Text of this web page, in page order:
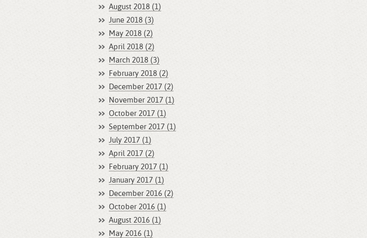
August 2018 (1)
June 2018 (3)
May 2018 (2)
April 2018 (2)
March 2018 (3)
February 2018 (2)
December 2017 (2)
November 2017 (1)
October 2017 (1)
September 2017 (1)
July 2017 (1)
April 2017 (2)
February 2017 (1)
January 2017 (1)
December 2016 (2)
October 2016 (1)
August 2016 (1)
May 2016 (1)